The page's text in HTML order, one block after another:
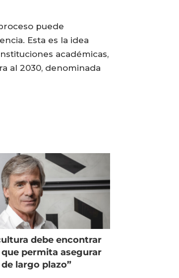
puede
Esta es la idea
académicas,
al 2030, denominada
debe encontrar
permita asegurar
largo plazo”